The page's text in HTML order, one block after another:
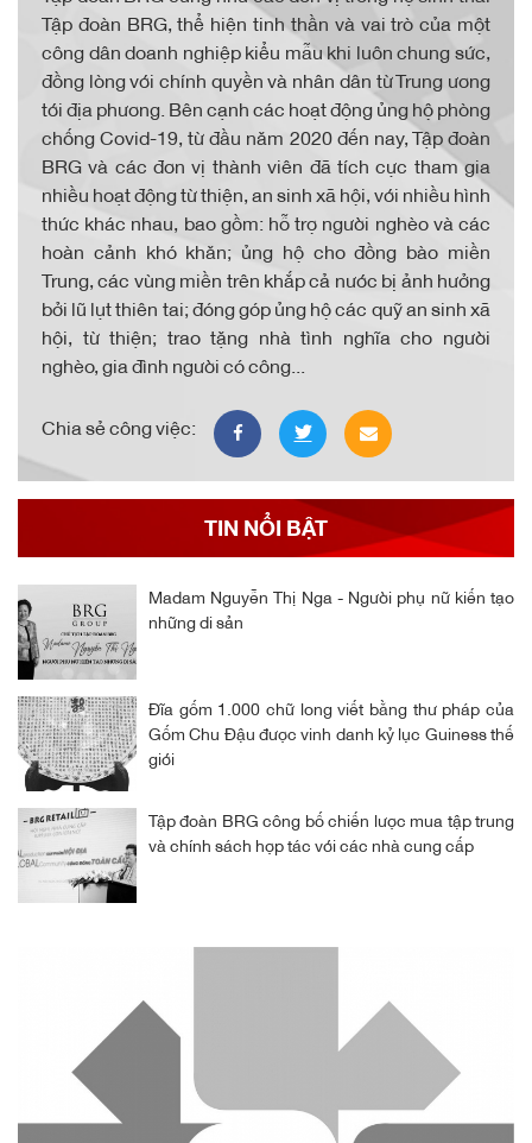
Tập đoàn BRG, thể hiện tinh thần và vai trò của một
công dân doanh nghiệp kiểu mẫu khi luôn chung sức,
đồng lòng với chính quyền và nhân dân từ Trung ương
tới địa phương. Bên cạnh các hoạt động ủng hộ phòng
chống Covid-19, từ đầu năm 2020 đến nay, Tập đoàn
BRG và các đơn vị thành viên đã tích cực tham gia
nhiều hoạt động từ thiện, an sinh xã hội, với nhiều hình
thức khác nhau, bao gồm: hỗ trợ người nghèo và các
hoàn cảnh khó khăn; ủng hộ cho đồng bào miền
Trung, các vùng miền trên khắp cả nước bị ảnh hưởng
bởi lũ lụt thiên tai; đóng góp ủng hộ các quỹ an sinh xã
hội, từ thiện; trao tặng nhà tình nghĩa cho người
nghèo, gia đình người có công...
Chia sẻ công việc:
TIN NỔI BẬT
Madam Nguyễn Thị Nga - Người phụ nữ kiến tạo
những di sản
Đĩa gốm 1.000 chữ long viết bằng thư pháp của
Gốm Chu Đậu được vinh danh kỷ lục Guiness thế
giới
Tập đoàn BRG công bố chiến lược mua tập trung
và chính sách hợp tác với các nhà cung cấp